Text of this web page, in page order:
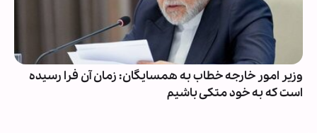
وزیر امور خارجه خطاب به همسایگان: زمان آن فرا رسیده
است که به خود متکی باشیم